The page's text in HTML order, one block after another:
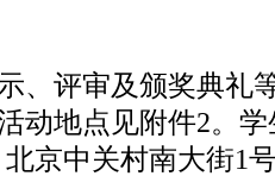
评审及颁奖典礼
动地点见附件2。
京中关村南大街1